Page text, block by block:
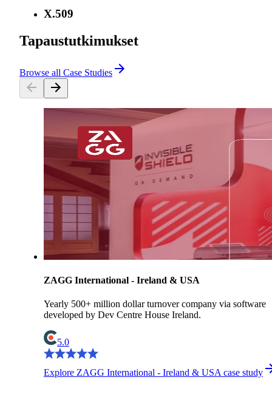
X.509
Tapaustutkimukset
Browse all Case Studies
ZAGG International - Ireland & USA
Yearly 500+ million dollar turnover company via software
developed by Dev Centre House Ireland.
5.0
Explore ZAGG International - Ireland & USA case study